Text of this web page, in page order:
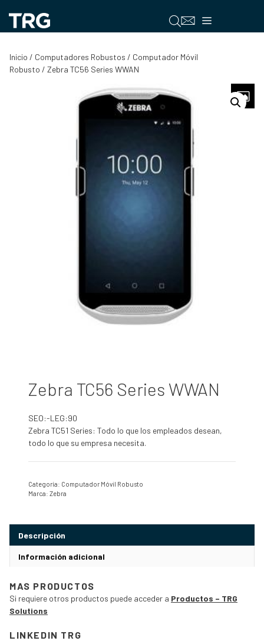
contenido
Menú
Inicio / Computadores Robustos / Computador Móvil
Robusto / Zebra TC56 Series WWAN
Zebra TC56 Series WWAN
SEO:-LEG:90
Zebra TC51 Series: Todo lo que los empleados desean,
todo lo que su empresa necesita.
Categoría: Computador Móvil Robusto
Marca: Zebra
Descripción
Información adicional
MAS PRODUCTOS
Si requiere otros productos puede acceder a Productos – TRG
Solutions
LINKEDIN TRG